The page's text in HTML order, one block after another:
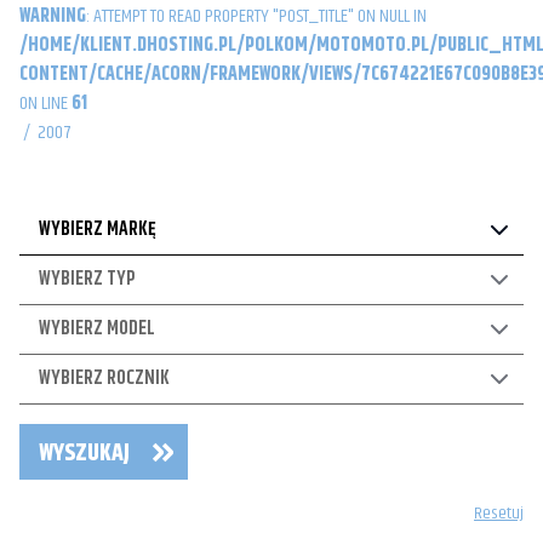
WARNING : ATTEMPT TO READ PROPERTY "POST_TITLE" ON NULL IN
/HOME/KLIENT.DHOSTING.PL/POLKOM/MOTOMOTO.PL/
CONTENT/CACHE/ACORN/FRAMEWORK/VIEWS/
ON LINE61
/ 2007
WYBIERZ MARKĘ
WYBIERZ TYP
WYBIERZ MODEL
WYBIERZ ROCZNIK
WYSZUKAJ
Resetuj